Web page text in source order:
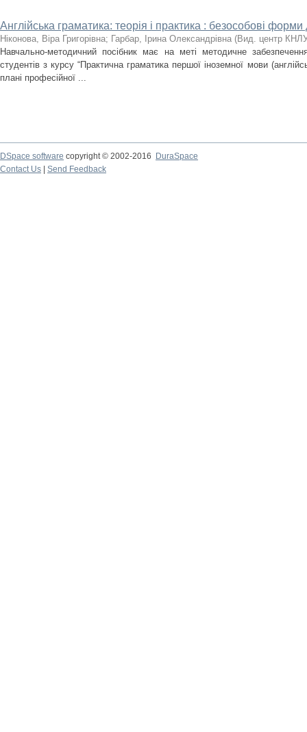
Англійська граматика: теорія і практика : безособові
Ніконова, Віра Григорівна; Гарбар, Ірина Олександрівна (Вид. центр КНЛУ
Навчально-методичний посібник має на меті методичне
студентів з курсу “Практична граматика першої іноземної мови
плані професійної ...
DSpace software copyright © 2002-2016
DuraSpace
Contact Us
Send Feedback